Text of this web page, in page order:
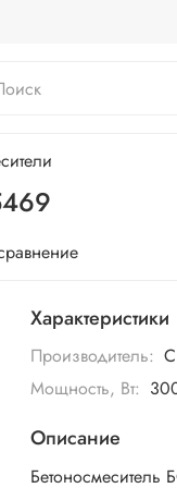
Характеристики
Производитель:
Мощность, Вт:
Описание
Бетоносмеситель